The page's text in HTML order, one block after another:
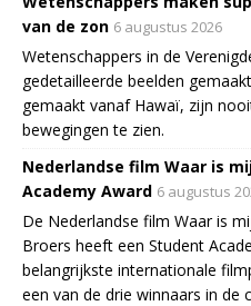
van de zon 6 augustus 2026
Wetenschappers in de
gedetailleerde beelden
gemaakt vanaf Hawaï, zijn
bewegingen te zien.
Nederlandse film Waar is
Academy Award 6 augustus
De Nederlandse film Waar is
Broers heeft een Student
belangrijkste internationale
een van de drie winnaars in de